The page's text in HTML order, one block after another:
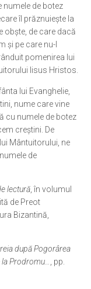
numele de botez
îl prăznuiește la
obște, de care dacă
și pe care nu-l
pomenirea lui
Iisus Hristos.
lui Evanghelie,
nume care vine
cu numele de botez
creștini. De
Mântuitorului, ne
de
lectură , în volumul
de Preot
Bizantină,
după Pogorârea
Prodromu…
, pp.